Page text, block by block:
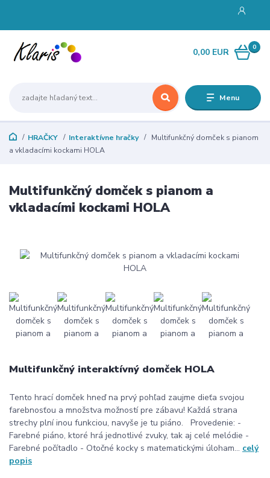
Menu
0
0,00 EUR
HRAČKY Interaktívne hračky
Multifunkčný domček s pianom
a vkladacími kockami HOLA
Multifunkčný domček s pianom a
vkladacími kockami HOLA
Multifunkčný interaktívný domček HOLA
Tento hrací domček hneď na prvý pohľad zaujme dieťa svojou
farebnosťou a množstva možností pre zábavu! Každá strana
strechy plní inou funkciou, navyše je tu piáno. Provedenie: -
Farebné piáno, ktoré hrá jednotlivé zvuky, tak aj celé melódie -
Farebné počítadlo - Otočné kocky s matematickými úloham... celý
popis